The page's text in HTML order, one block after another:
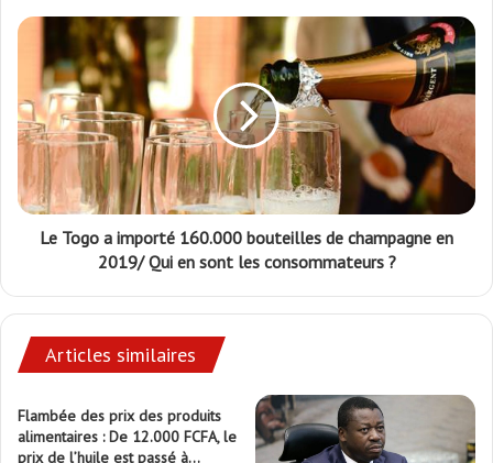
Le Togo a importé 160.000 bouteilles de champagne en
2019/ Qui en sont les consommateurs ?
Articles similaires
Flambée des prix des produits
alimentaires : De 12.000 FCFA, le
prix de l’huile est passé à…